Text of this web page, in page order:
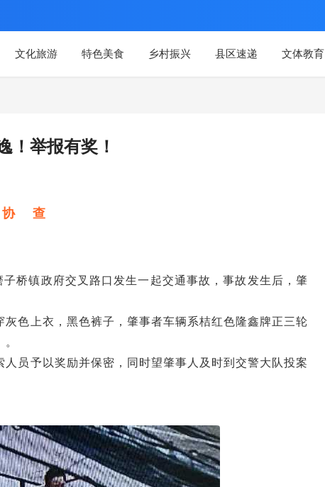
文化旅游 特色美食 乡村振兴 县区速递 文体教育
！举报有奖！
协 查
桥镇政府交叉路口发生一起交通事故，事故发生后，肇
色上衣，黑色裤子，肇事者车辆系桔红色隆鑫牌正三轮
员予以奖励并保密，同时望肇事人及时到交警大队投案